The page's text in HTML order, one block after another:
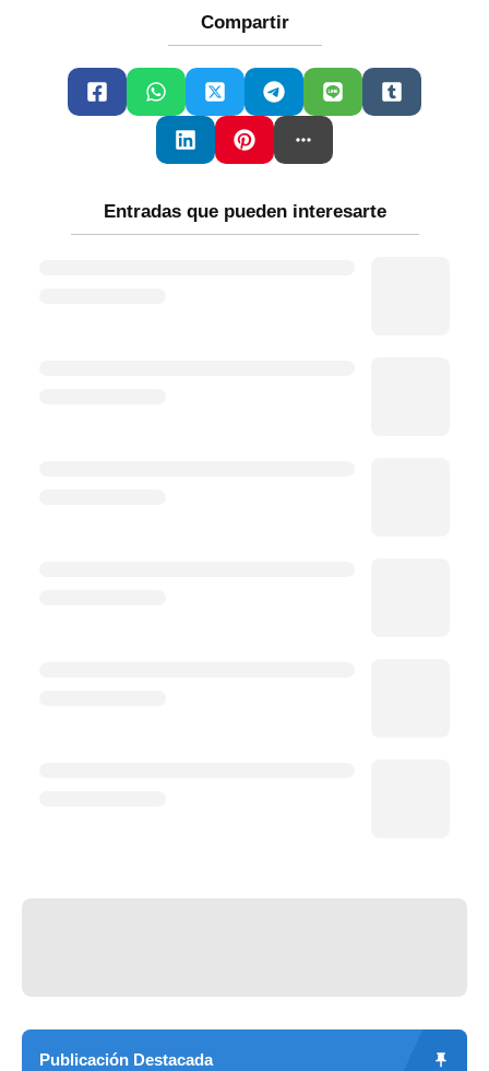
Compartir
Entradas que pueden interesarte
Publicación Destacada